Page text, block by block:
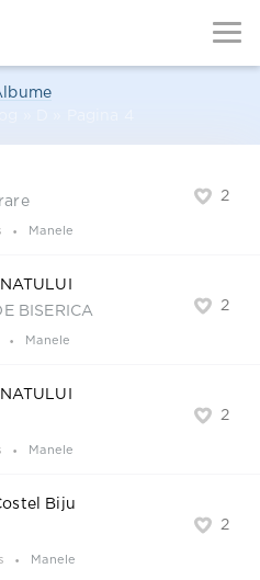
2
Manele
2
BISERICA
Manele
2
Manele
2
Biju
Manele